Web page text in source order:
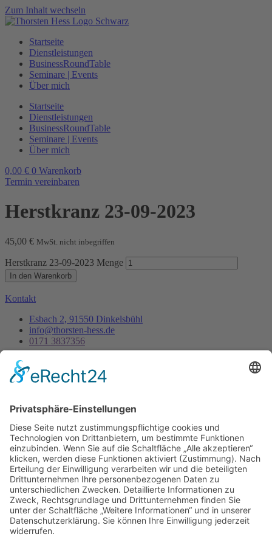
Zum Inhalt wechseln
Startseite
Dienstleistungen
BusinessRoundTable
Seminare | Events
Über mich
Startseite
Dienstleistungen
BusinessRoundTable
Seminare | Events
Über mich
0,00 € 0 Warenkorb
Termin vereinbaren
Herstkranz 23-09-2023
45,00 € MwSt. nicht inbegriffen
Herstkranz 23-09-2023 Menge
In den Warenkorb
Kontakt
Esbach 2, 91550 Dinkelsbühl
info@thorsten-hess.de
0171 3837356
Unternehmen
Impressum
Dienstleistungen
Kontakt
Es ist nie zu spät, sein eigener Phönix zu sein, aus der
Asche aufzusteigen um endlich wirklich zu leben.
- Thorsten Hess
Copyright © 2023 All rights reserved. Present by Thorsten Hess
Auf die Warteliste Sie erhalten eine Benachrichtigung per Mail
sobald die Tickets verfügbar sind.